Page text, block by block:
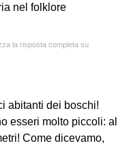
nel folklore
la risposta completa su
abitanti dei boschi!
esseri molto piccoli: al
Come dicevamo,